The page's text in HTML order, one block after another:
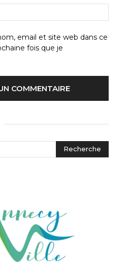
:
email et site web dans ce
fois que je